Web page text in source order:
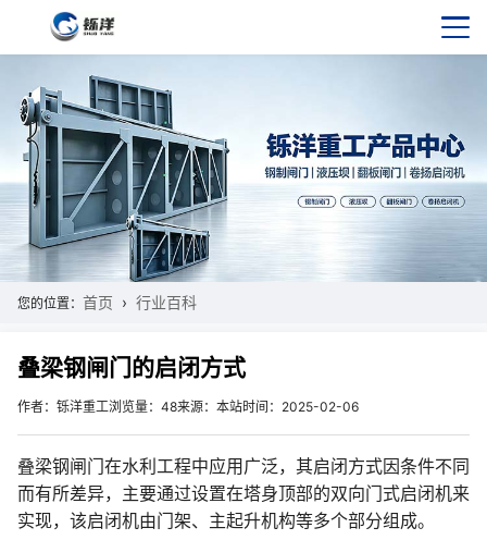
您的位置： 首页 行业百科
叠梁钢闸门的启闭方式
作者：铄洋重工浏览量：48来源：本站时间：2025-02-06
叠梁钢闸门在水利工程中应用广泛，其启闭方式因条件不同
而有所差异，主要通过设置在塔身顶部的双向门式启闭机来
实现，该启闭机由门架、主起升机构等多个部分组成。